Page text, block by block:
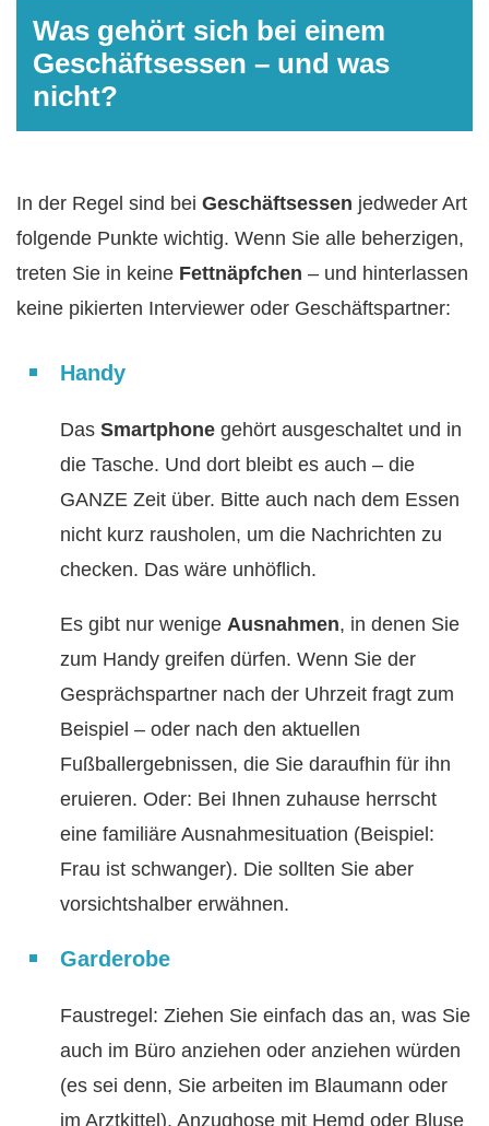
Was gehört sich bei einem
Geschäftsessen – und was
nicht?
In der Regel sind bei Geschäftsessen jedweder Art
folgende Punkte wichtig. Wenn Sie alle beherzigen,
treten Sie in keine Fettnäpfchen – und hinterlassen
keine pikierten Interviewer oder Geschäftspartner:
Handy
Das Smartphone gehört ausgeschaltet und in
die Tasche. Und dort bleibt es auch – die
GANZE Zeit über. Bitte auch nach dem Essen
nicht kurz rausholen, um die Nachrichten zu
checken. Das wäre unhöflich.
Es gibt nur wenige Ausnahmen, in denen Sie
zum Handy greifen dürfen. Wenn Sie der
Gesprächspartner nach der Uhrzeit fragt zum
Beispiel – oder nach den aktuellen
Fußballergebnissen, die Sie daraufhin für ihn
eruieren. Oder: Bei Ihnen zuhause herrscht
eine familiäre Ausnahmesituation (Beispiel:
Frau ist schwanger). Die sollten Sie aber
vorsichtshalber erwähnen.
Garderobe
Faustregel: Ziehen Sie einfach das an, was Sie
auch im Büro anziehen oder anziehen würden
(es sei denn, Sie arbeiten im Blaumann oder
im Arztkittel). Anzughose mit Hemd oder Bluse